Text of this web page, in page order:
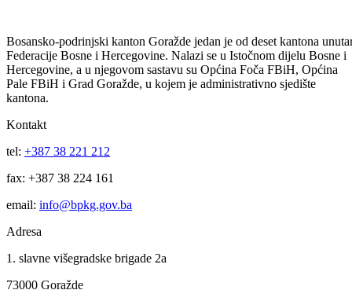
Obavještenja (Socijalna) (6)
Skupstina - Odluke (6)
Bilten (5)
Javne navavke (Boracka) (5)
Kako do informacija (5)
Najava sastanaka (5)
Ustanove (5)
Obavještenja (Obrazovanje) (4)
Video (Ostalo ne postoji) (4)
Download (3)
Municipality (3)
Javne nabavke (Socijalna) (2)
Općina Foča-Ustikolina - IZVJEŠTAJ (2)